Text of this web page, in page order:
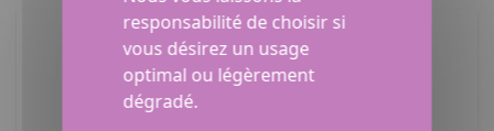
responsabilité de choisir si
vous désirez un usage
optimal ou légèrement
dégradé.